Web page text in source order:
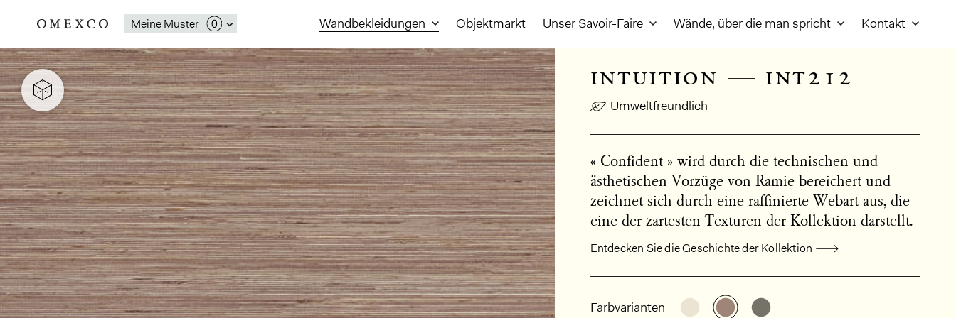
Meine Muster Wandbekleidungen Objektmarkt Unser Savoir-Faire Wände, über die man spricht Kontakt
intuition — int212
Umweltfreundlich
« Confident » wird durch die technischen und
ästhetischen Vorzüge von Ramie bereichert und
zeichnet sich durch eine raffinierte Webart aus, die
eine der zartesten Texturen der Kollektion darstellt.
Entdecken Sie die Geschichte der Kollektion
Allgemeine Produktinformationen
Farbvarianten Weitere Varianten entdecken: INT211
Weitere Varianten entdecken: INT212